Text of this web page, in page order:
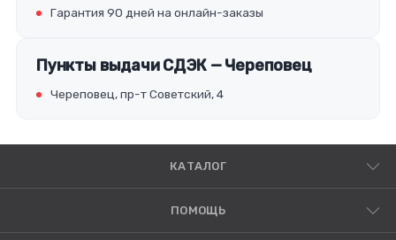
Гарантия 90 дней на онлайн-заказы
Пункты выдачи СДЭК — Череповец
Череповец, пр-т Советский, 4
КАТАЛОГ
ПОМОЩЬ